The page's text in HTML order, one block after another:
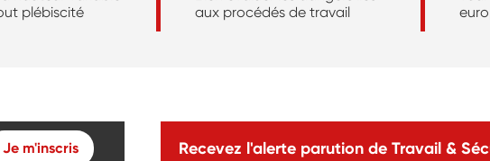
plébiscité
aux procédés de travail
Je m'inscris Recevez l'alerte parution de Travail &